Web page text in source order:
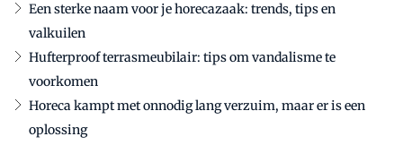
Een sterke naam voor je horecazaak: trends, tips en
valkuilen
Hufterproof terrasmeubilair: tips om vandalisme te
voorkomen
Horeca kampt met onnodig lang verzuim, maar er is een
oplossing